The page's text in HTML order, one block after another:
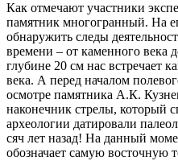
Как отмечают участники
памятник многогранный. На
обнаружить следы
времени – от каменного века
глубине 20 см нас встречает
века. А перед началом
осмотре памятника А.К.
наконечник стрелы, который
археологии датировали
сяч лет назад! На данный
обозначает самую восточную